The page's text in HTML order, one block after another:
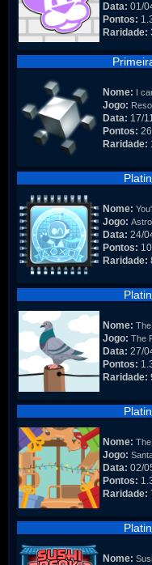
Data: 01/
Pontos:
Raridade:
Nome: I
Jogo:
Data: 17/
Pontos:
Raridade:
Nome:
Jogo:
Data: 24/
Pontos:
Raridade:
Nome:
Jogo: The
Data: 27/
Pontos:
Raridade:
Nome:
Jogo:
Data: 02/
Pontos:
Raridade:
Nome: